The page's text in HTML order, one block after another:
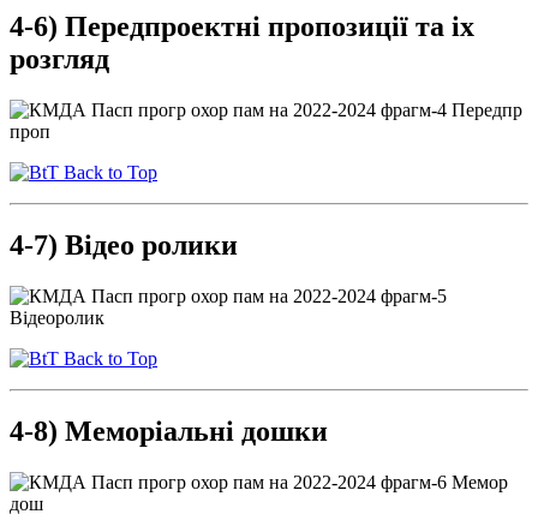
4-6) Передпроектні пропозиції та іх
розгляд
Back to Top
4-7) Відео ролики
Back to Top
4-8) Меморіальні дошки